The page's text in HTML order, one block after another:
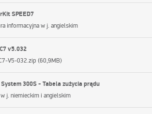
SPEED7
informacyjna w j. angielskim
v5.032
V5-032.zip (60,9MB)
300S - Tabela zużycia prądu
j. niemieckim i angielskim